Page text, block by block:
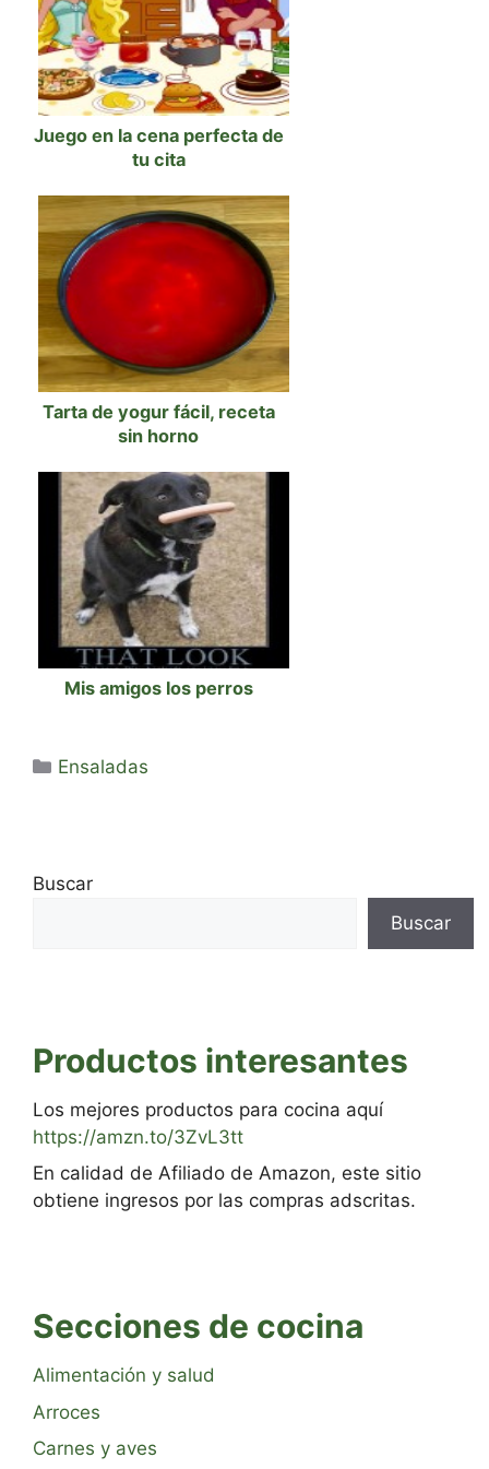
Juego en la cena perfecta de
tu cita
Tarta de yogur fácil, receta
sin horno
Mis amigos los perros
Categorías
Ensaladas
Buscar
Buscar
Productos interesantes
Los mejores productos para cocina aquí
https://amzn.to/3ZvL3tt
En calidad de Afiliado de Amazon, este sitio
obtiene ingresos por las compras adscritas.
Secciones de cocina
Alimentación y salud
Arroces
Carnes y aves